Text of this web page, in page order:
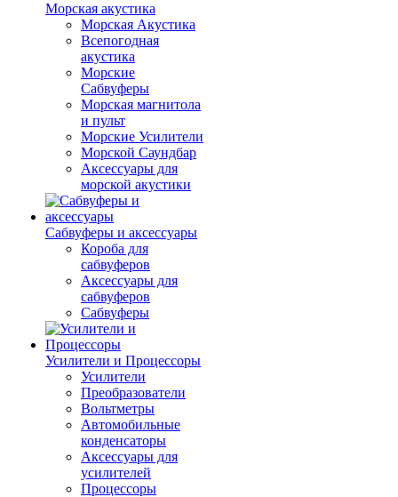
Морская акустика
Морская Акустика
Всепогодная
акустика
Морские
Сабвуферы
Морская магнитола
и пульт
Морские Усилители
Морской Cаундбар
Аксессуары для
морской акустики
Сабвуферы и аксессуары
Короба для
сабвуферов
Аксессуары для
сабвуферов
Сабвуферы
Усилители и Процессоры
Усилители
Преобразователи
Вольтметры
Автомобильные
конденсаторы
Аксессуары для
усилителей
Процессоры